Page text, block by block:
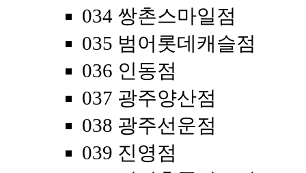
034 쌍촌스마일점
035 범어롯데캐슬점
036 인동점
037 광주양산점
038 광주선운점
039 진영점